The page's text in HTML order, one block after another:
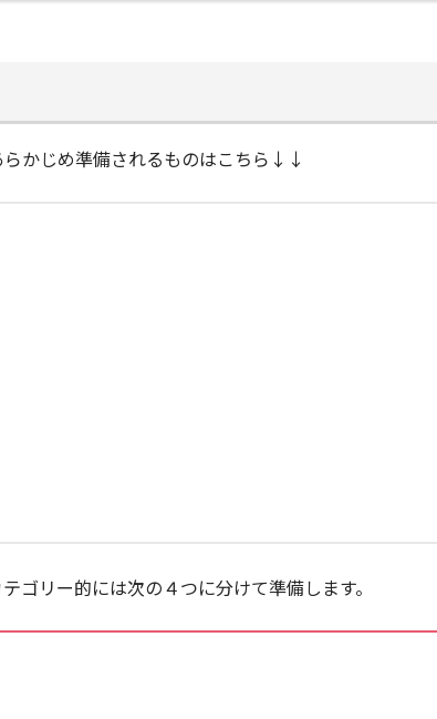
かじめ準備されるものはこちら↓↓
ゴリー的には次の４つに分けて準備します。